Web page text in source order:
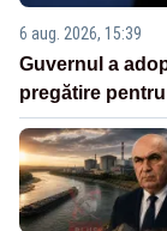
6 aug. 2026, 15:39
Guvernul a
pregătire